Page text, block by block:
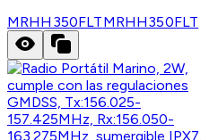
MRHH350FLTMRHH350FLT